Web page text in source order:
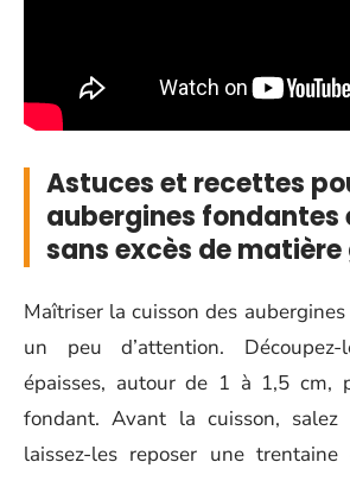
Astuces et recettes
aubergines fondantes
sans excès de matière
Maîtriser la cuisson des
un peu d’attention.
épaisses, autour de 1 à 1,5 cm,
fondant. Avant la cuisson,
laissez-les reposer une